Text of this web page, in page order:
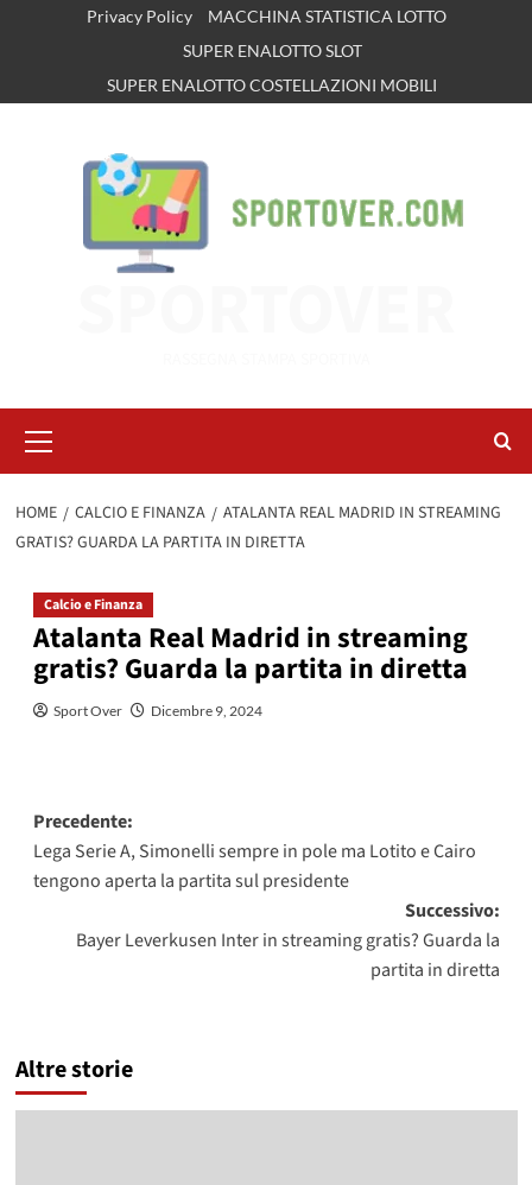
Privacy Policy
MACCHINA STATISTICA LOTTO
SUPER ENALOTTO SLOT
SUPER ENALOTTO COSTELLAZIONI MOBILI
principale
HOME CALCIO E FINANZA
ATALANTA REAL MADRID IN STREAMING
GRATIS? GUARDA LA PARTITA IN DIRETTA
Calcio e Finanza
Atalanta Real Madrid in streaming
gratis? Guarda la partita in diretta
Sport Over Dicembre 9, 2024
Navigazione
articolo
Precedente:
Lega Serie A, Simonelli sempre in pole ma Lotito e Cairo
tengono aperta la partita sul presidente
Successivo:
Bayer Leverkusen Inter in streaming gratis? Guarda la
partita in diretta
Altre storie